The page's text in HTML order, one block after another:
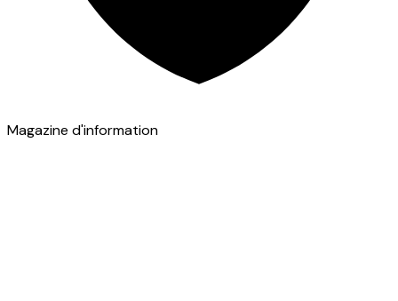
Magazine d'information